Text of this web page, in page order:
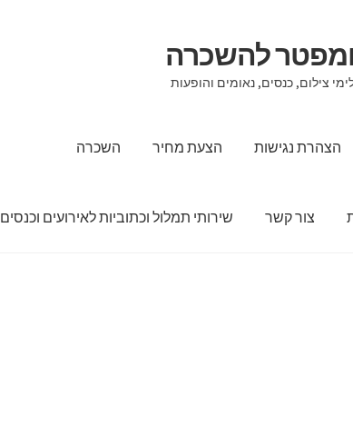
להשכרה
צילום, כנסים, נאומים והופעות
הצהרת נגישות הצעת מחיר השכרה
צור קשר שירותי תמלול וכתוביות לאירועים וכנסים